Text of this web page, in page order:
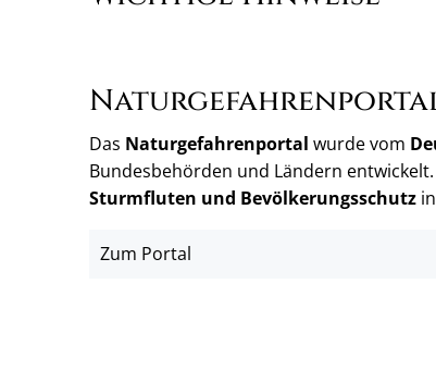
Naturgefahrenportal
Das Naturgefahrenportal wurde vom
Bundesbehörden und Ländern
Sturmfluten und Bevölkerungsschutz
Zum Portal